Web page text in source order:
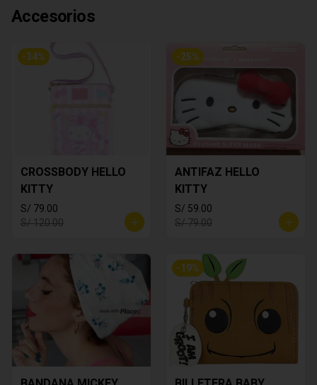
Accesorios
-34%
CROSSBODY HELLO
KITTY
S/ 79.00
S/ 120.00
-25%
ANTIFAZ HELLO
KITTY
S/ 59.00
S/ 79.00
-19%